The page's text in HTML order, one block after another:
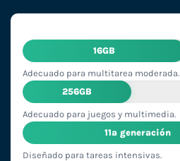
16GB
Adecuado para multitarea moderada.
256GB
Adecuado para juegos y multimedia.
11ª generación
Diseñado para tareas intensivas.